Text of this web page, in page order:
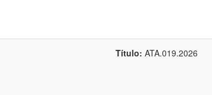
Título: ATA.019.2026